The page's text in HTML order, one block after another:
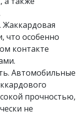
Жаккардовая
что особенно
контакте
Автомобильные
прочностью,
не